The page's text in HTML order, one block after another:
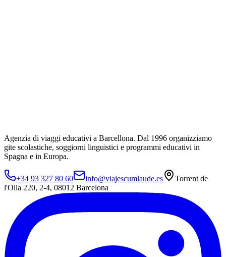
Agenzia di viaggi educativi a Barcellona. Dal 1996 organizziamo
gite scolastiche, soggiorni linguistici e programmi educativi in
Spagna e in Europa.
+34 93 327 80 60 info@viajescumlaude.es
Torrent de
l'Olla 220, 2-4, 08012 Barcelona